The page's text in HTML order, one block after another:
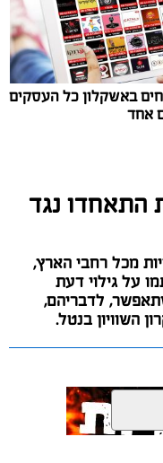
רבים לקבל
המבשרות להם
אשר
באשקלון כל העסקים
אחד
התאחדו נגד
מכל רחבי הארץ,
חתמו על גילוי דעת
לדבריהם,
השוויון בנטל.